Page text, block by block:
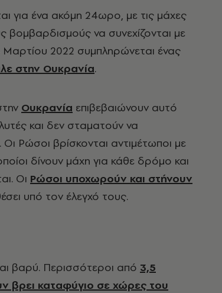
για ένα ακόμη 24ωρο, με τις μάχες
βομβαρδισμούς να συνεχίζονται με
2022 συμπληρώνεται ένας
στην Ουκρανία.
Ουκρανία επιβεβαιώνουν αυτό
και δεν σταματούν να
Ρώσοι βρίσκονται αντιμέτωποι με
δίνουν μάχη για κάθε δρόμο και
Οι Ρώσοι υποχωρούν και στήνουν
υπό τον έλεγχό τους.
βαρύ. Περισσότεροι από 3,5
βρει καταφύγιο σε χώρες του